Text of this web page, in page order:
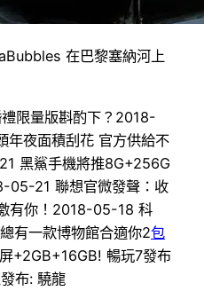
在巴黎塞納河上
限量版斟酌下？2018-
年夜面積刮花 官方供給不
黑鯊手機將推8G+256G
05-21 聯想官微發聲：收
有你！2018-05-18 科
有一款博物館合適你2包
+2GB+16GB! 暢玩7發布
布: 驍龍